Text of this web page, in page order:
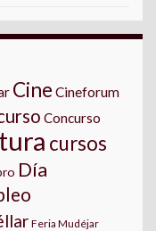
Cine Cineforum
Concurso
cursos
Día
Feria Mudéjar